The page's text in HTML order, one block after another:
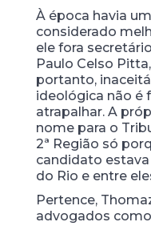
À época havia
considerado
ele fora
Paulo Celso
portanto,
ideológica não é
atrapalhar. A
nome para o
2ª Região só
candidato
do Rio e entre
Pertence,
advogados